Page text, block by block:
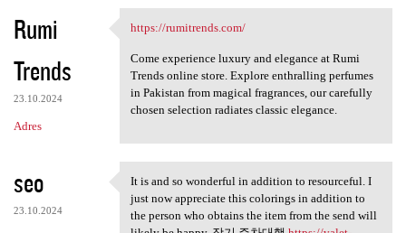
Rumi
Trends
23.10.2024
Adres
https://rumitrends.com/
https://rumitrends.com/
Come experience luxury and elegance at Rumi
Trends online store. Explore enthralling perfumes
in Pakistan from magical fragrances, our carefully
chosen selection radiates classic elegance.
seo
23.10.2024
It is and so wonderful in
It is and so wonderful in addition to resourceful. I
just now appreciate this colorings in addition to
the person who obtains the item from the send will